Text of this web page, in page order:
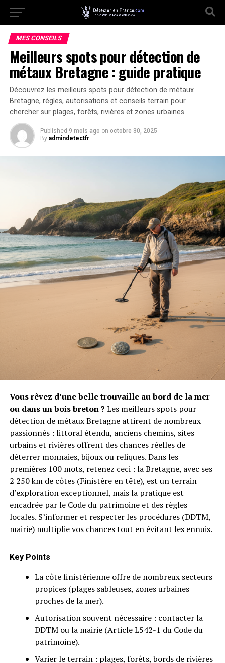
MES CONSEILS
Meilleurs spots pour détection de
métaux Bretagne : guide pratique
Découvrez les meilleurs spots pour détection de métaux
Bretagne, règles, autorisations et conseils terrain pour
chercher sur plages, forêts, rivières et zones urbaines.
Published 9 mois ago on octobre 30, 2025
By admindetectfr
Vous rêvez d’une belle trouvaille au bord de la mer
ou dans un bois breton ? Les meilleurs spots pour
détection de métaux Bretagne attirent de nombreux
passionnés : littoral étendu, anciens chemins, sites
urbains et rivières offrent des chances réelles de
déterrer monnaies, bijoux ou reliques. Dans les
premières 100 mots, retenez ceci : la Bretagne, avec ses
2 250 km de côtes (Finistère en tête), est un terrain
d’exploration exceptionnel, mais la pratique est
encadrée par le Code du patrimoine et des règles
locales. S’informer et respecter les procédures (DDTM,
mairie) multiplie vos chances tout en évitant les ennuis.
Key Points
La côte finistérienne offre de nombreux secteurs
propices (plages sableuses, zones urbaines
proches de la mer).
Autorisation souvent nécessaire : contacter la
DDTM ou la mairie (Article L542-1 du Code du
patrimoine).
Varier le terrain : plages, forêts, bords de rivières